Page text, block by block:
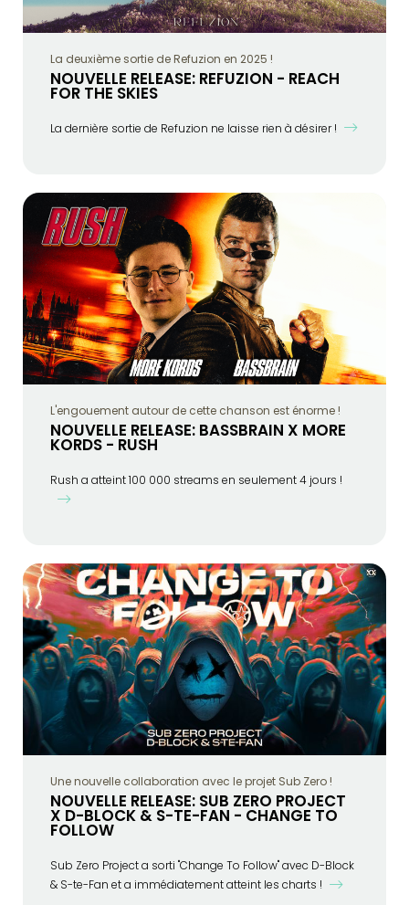
La deuxième sortie de Refuzion en 2025 !
NOUVELLE RELEASE: REFUZION - REACH
FOR THE SKIES
La dernière sortie de Refuzion ne laisse rien à désirer !
L'engouement autour de cette chanson est énorme !
NOUVELLE RELEASE: BASSBRAIN X MORE
KORDS - RUSH
Rush a atteint 100 000 streams en seulement 4 jours !
Une nouvelle collaboration avec le projet Sub Zero !
NOUVELLE RELEASE: SUB ZERO PROJECT
X D-BLOCK & S-TE-FAN - CHANGE TO
FOLLOW
Sub Zero Project a sorti "Change To Follow" avec D-Block
& S-te-Fan et a immédiatement atteint les charts !